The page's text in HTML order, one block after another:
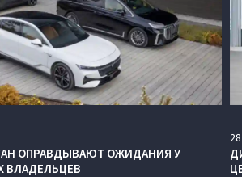
ОПРАВДЫВАЮТ ОЖИДАНИЯ У
ВЛАДЕЛЬЦЕВ
28